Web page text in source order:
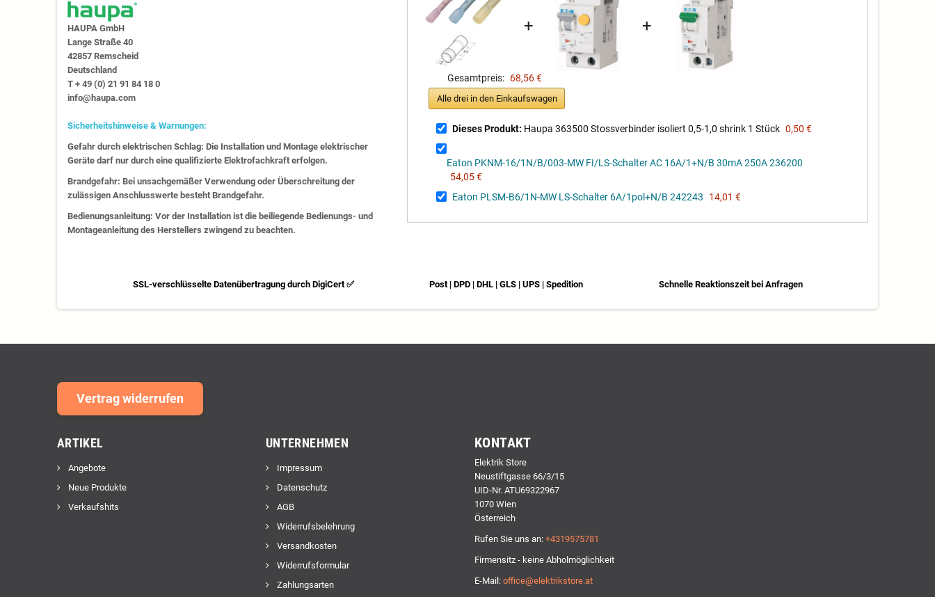
HAUPA GmbH
Lange Straße 40
42857 Remscheid
Deutschland
T + 49 (0) 21 91 84 18 0
info@haupa.com
Sicherheitshinweise & Warnungen:
Gefahr durch elektrischen Schlag: Die Installation und Montage elektrischer
Geräte darf nur durch eine qualifizierte Elektrofachkraft erfolgen.
Brandgefahr: Bei unsachgemäßer Verwendung oder Überschreitung der
zulässigen Anschlusswerte besteht Brandgefahr.
Bedienungsanleitung: Vor der Installation ist die beiliegende Bedienungs- und
Montageanleitung des Herstellers zwingend zu beachten.
+ +
Gesamtpreis: 68,56 €
Alle drei in den Einkaufswagen
Dieses Produkt: Haupa 363500 Stossverbinder isoliert 0,5-1,0 shrink 1 Stück 0,50 €
Eaton PKNM-16/1N/B/003-MW FI/LS-Schalter AC 16A/1+N/B 30mA 250A 236200
54,05 €
Eaton PLSM-B6/1N-MW LS-Schalter 6A/1pol+N/B 242243
14,01 €
SSL-verschlüsselte Datenübertragung durch DigiCert ✅ Post | DPD | DHL | GLS | UPS | Spedition Schnelle Reaktionszeit bei Anfragen
Vertrag widerrufen
ARTIKEL
Angebote
Neue Produkte
Verkaufshits
UNTERNEHMEN
Impressum
Datenschutz
AGB
Widerrufsbelehrung
Versandkosten
Widerrufsformular
Zahlungsarten
KONTAKT
Elektrik Store
Neustiftgasse 66/3/15
UID-Nr. ATU69322967
1070 Wien
Österreich
Rufen Sie uns an: +4319575781
Firmensitz - keine Abholmöglichkeit
E-Mail: office@elektrikstore.at